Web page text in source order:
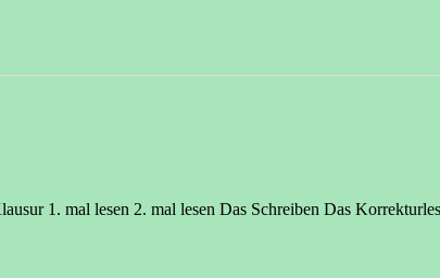
1. mal lesen 2. mal lesen Das Schreiben Das